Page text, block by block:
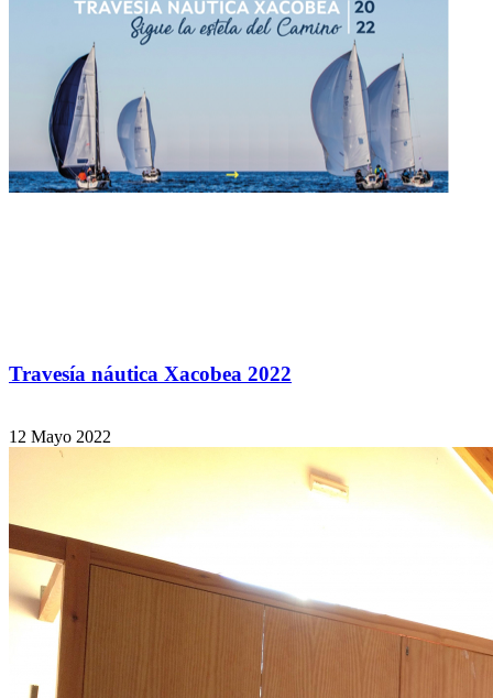
Travesía náutica Xacobea 2022
12 Mayo 2022